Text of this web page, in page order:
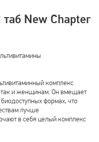
New Chapter
комплекс
и женщинам. Он вмещает
формах, что
лучше
в себя целый комплекс